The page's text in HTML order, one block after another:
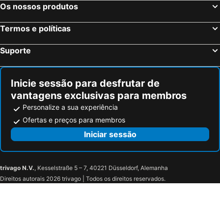
Os nossos produtos
Termos e políticas
Suporte
Inicie sessão para desfrutar de
vantagens exclusivas para membros
Personalize a sua experiência
Ofertas e preços para membros
Iniciar sessão
trivago N.V., Kesselstraße 5 – 7, 40221 Düsseldorf, Alemanha
Direitos autorais 2026 trivago | Todos os direitos reservados.